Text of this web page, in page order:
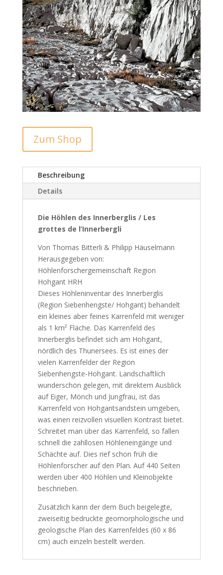
Zum Shop
Beschreibung
Details
Die Höhlen des Innerberglis / Les
grottes de l’Innerbergli
Von Thomas Bitterli & Philipp Häuselmann
Herausgegeben von:
Höhlenforschergemeinschaft Region
Hohgant HRH
Dieses Höhleninventar des Innerberglis
(Region Siebenhengste/ Hohgant) behandelt
ein kleines aber feines Karrenfeld mit weniger
als 1 km² Fläche. Das Karrenfeld des
Innerberglis befindet sich am Hohgant,
nördlich des Thunersees. Es ist eines der
vielen Karrenfelder der Region
Siebenhengste-Hohgant. Landschaftlich
wunderschön gelegen, mit direktem Ausblick
auf Eiger, Mönch und Jungfrau, ist das
Karrenfeld von Hohgantsandstein umgeben,
was einen reizvollen visuellen Kontrast bietet.
Schreitet man über das Karrenfeld, so fallen
schnell die zahllosen Höhleneingänge und
Schächte auf. Dies rief schon früh die
Höhlenforscher auf den Plan. Auf 440 Seiten
werden über 400 Höhlen und Kleinobjekte
beschrieben.
Zusätzlich kann der dem Buch beigelegte,
zweiseitig bedruckte geomorphologische und
geologische Plan des Karrenfeldes (60 x 86
cm) auch einzeln bestellt werden.